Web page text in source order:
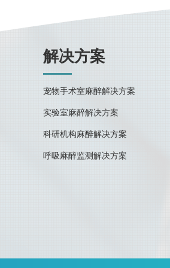
解决方案
宠物手术室麻醉解决方案
实验室麻醉解决方案
科研机构麻醉解决方案
呼吸麻醉监测解决方案